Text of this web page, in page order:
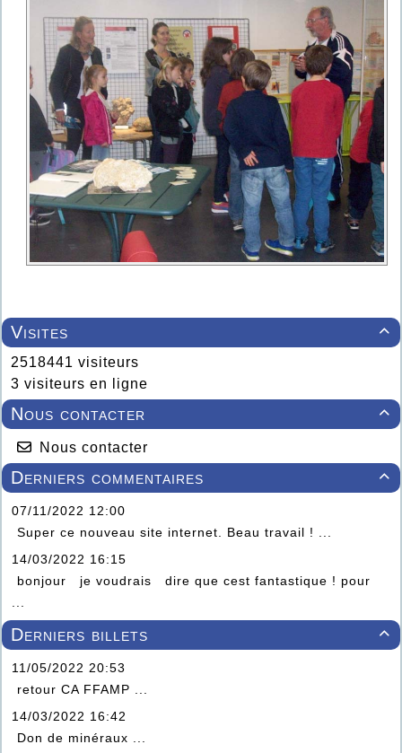

Visites
2518441 visiteurs
3 visiteurs en ligne

Nous contacter
Nous contacter

Derniers commentaires
07/11/2022 12:00
Super ce nouveau site internet. Beau travail ! ...
14/03/2022 16:15
bonjour je voudrais dire que cest fantastique ! pour

Derniers billets
11/05/2022 20:53
retour CA FFAMP ...
14/03/2022 16:42
Don de minéraux ...